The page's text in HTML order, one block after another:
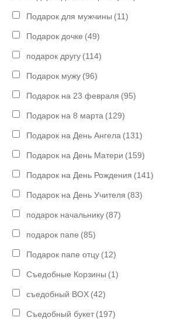
Подарок для мужчины (11)
Подарок дочке (49)
подарок другу (114)
Подарок мужу (96)
Подарок на 23 февраля (95)
Подарок на 8 марта (129)
Подарок на День Ангела (131)
Подарок на День Матери (159)
Подарок на День Рождения (141)
Подарок на День Учителя (83)
подарок начальнику (87)
подарок папе (85)
Подарок папе отцу (12)
Съедобные Корзины (1)
съедобный BOX (42)
Съедобный букет (197)